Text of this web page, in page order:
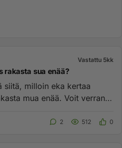
Vastattu 5kk
rakasta sua enää?
siitä, milloin eka kertaa
mua enää. Voit verran
2 512 0